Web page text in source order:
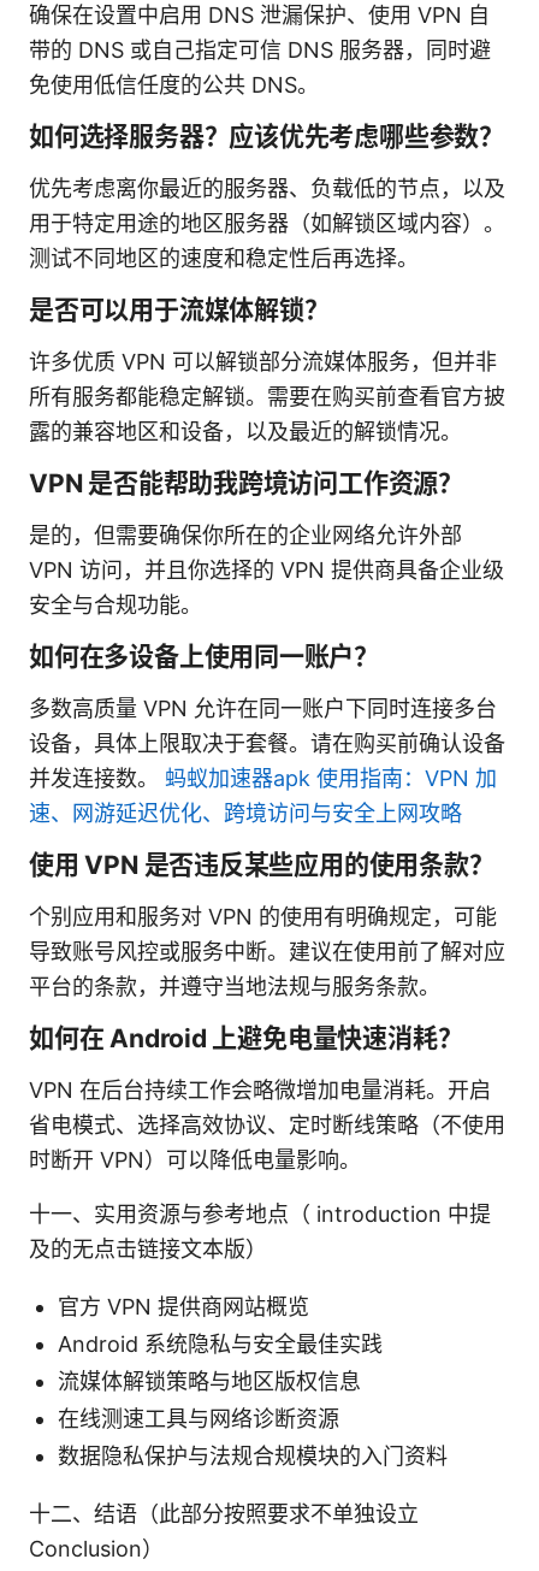
确保在设置中启用 DNS 泄漏保护、使用 VPN 自
带的 DNS 或自己指定可信 DNS 服务器，同时避
免使用低信任度的公共 DNS。
如何选择服务器？应该优先考虑哪些参数？
优先考虑离你最近的服务器、负载低的节点，以及
用于特定用途的地区服务器（如解锁区域内容）。
测试不同地区的速度和稳定性后再选择。
是否可以用于流媒体解锁？
许多优质 VPN 可以解锁部分流媒体服务，但并非
所有服务都能稳定解锁。需要在购买前查看官方披
露的兼容地区和设备，以及最近的解锁情况。
VPN 是否能帮助我跨境访问工作资源？
是的，但需要确保你所在的企业网络允许外部
VPN 访问，并且你选择的 VPN 提供商具备企业级
安全与合规功能。
如何在多设备上使用同一账户？
多数高质量 VPN 允许在同一账户下同时连接多台
设备，具体上限取决于套餐。请在购买前确认设备
并发连接数。 蚂蚁加速器apk 使用指南：VPN 加
速、网游延迟优化、跨境访问与安全上网攻略
使用 VPN 是否违反某些应用的使用条款？
个别应用和服务对 VPN 的使用有明确规定，可能
导致账号风控或服务中断。建议在使用前了解对应
平台的条款，并遵守当地法规与服务条款。
如何在 Android 上避免电量快速消耗？
VPN 在后台持续工作会略微增加电量消耗。开启
省电模式、选择高效协议、定时断线策略（不使用
时断开 VPN）可以降低电量影响。
十一、实用资源与参考地点（ introduction 中提
及的无点击链接文本版）
官方 VPN 提供商网站概览
Android 系统隐私与安全最佳实践
流媒体解锁策略与地区版权信息
在线测速工具与网络诊断资源
数据隐私保护与法规合规模块的入门资料
十二、结语（此部分按照要求不单独设立
Conclusion）